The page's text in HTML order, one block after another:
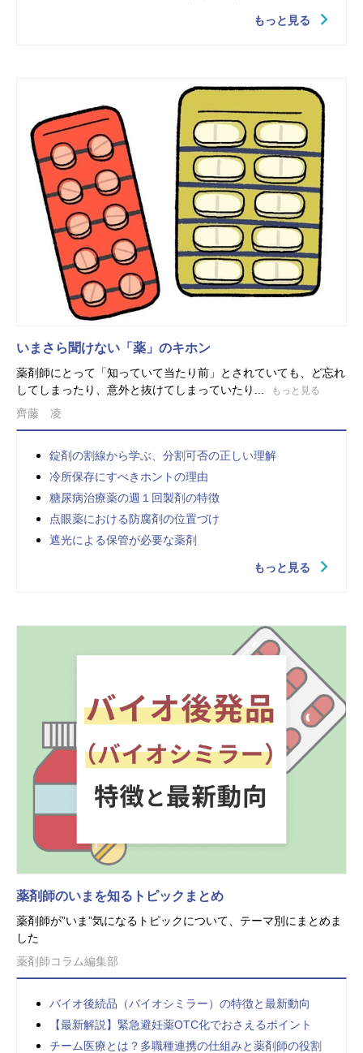
もっと見る
いまさら聞けない「薬」のキホン
薬剤師にとって「知っていて当たり前」とされていても、ど忘れ
してしまったり、意外と抜けてしまっていたり...
もっと見る
齊藤 凌
錠剤の割線から学ぶ、分割可否の正しい理解
冷所保存にすべきホントの理由
糖尿病治療薬の週１回製剤の特徴
点眼薬における防腐剤の位置づけ
遮光による保管が必要な薬剤
もっと見る
薬剤師のいまを知るトピックまとめ
薬剤師が”いま”気になるトピックについて、テーマ別にまとめま
した
薬剤師コラム編集部
バイオ後続品（バイオシミラー）の特徴と最新動向
【最新解説】緊急避妊薬OTC化でおさえるポイント
チーム医療とは？多職種連携の仕組みと薬剤師の役割